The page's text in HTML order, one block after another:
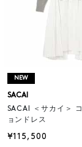
NEW
SACAI
SACAI ＜サカイ＞
ョンドレス
¥115,500